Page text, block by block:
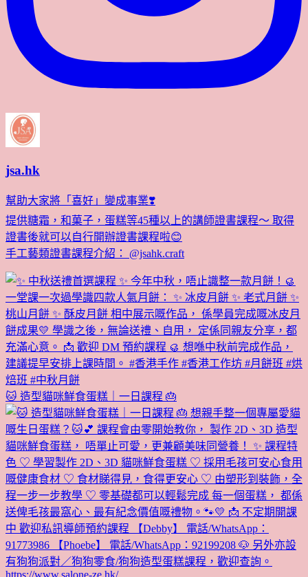
jsa.hk
幫助大家將「喜好」變成事業❣️
提供糖霜，和菓子，蛋糕等45種以上的講師證書課程～ 取得
證書後就可以自行開辦證書課程啦😊
手工藝類證書課程介紹： @jsahk.craft
🐱 造型貓咪鮮食蛋糕｜一日課程 🎂